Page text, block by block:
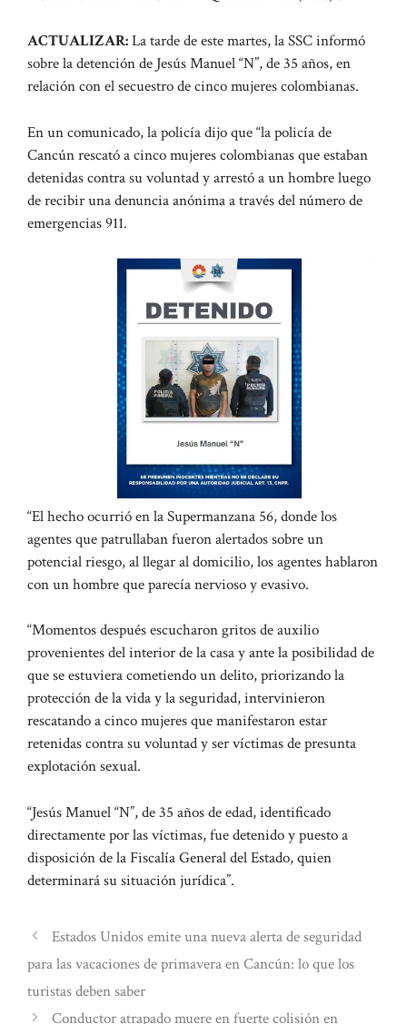
ACTUALIZAR:La tarde de este martes, la SSC informó
sobre la detención de Jesús Manuel “N”, de 35 años, en
relación con el secuestro de cinco mujeres colombianas.
En un comunicado, la policía dijo que “la policía de
Cancún rescató a cinco mujeres colombianas que estaban
detenidas contra su voluntad y arrestó a un hombre luego
de recibir una denuncia anónima a través del número de
emergencias 911.
“El hecho ocurrió en la Supermanzana 56, donde los
agentes que patrullaban fueron alertados sobre un
potencial riesgo, al llegar al domicilio, los agentes hablaron
con un hombre que parecía nervioso y evasivo.
“Momentos después escucharon gritos de auxilio
provenientes del interior de la casa y ante la posibilidad de
que se estuviera cometiendo un delito, priorizando la
protección de la vida y la seguridad, intervinieron
rescatando a cinco mujeres que manifestaron estar
retenidas contra su voluntad y ser víctimas de presunta
explotación sexual.
“Jesús Manuel “N”, de 35 años de edad, identificado
directamente por las víctimas, fue detenido y puesto a
disposición de la Fiscalía General del Estado, quien
determinará su situación jurídica”.
Estados Unidos emite una nueva alerta de seguridad
para las vacaciones de primavera en Cancún: lo que los
turistas deben saber
Conductor atrapado muere en fuerte colisión en